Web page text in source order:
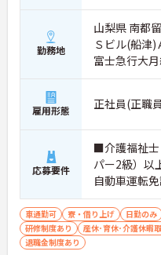
勤務地
山梨県 南都
Ｓビル(船津)
富士急行大
雇用形態 正社員(正職
応募要件
■介護福祉士
パー2級）
自動車運転免
車通勤可 寮・借り上げ 日勤のみ
研修制度あり
産休･育休･介護休暇
退職金制度あり